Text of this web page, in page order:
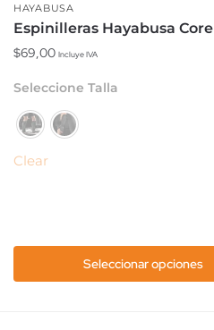
HAYABUSA
Espinilleras Hayabusa Core
$69,00 Incluye IVA
Seleccionar opciones
Este
tiene
variantes.
pueden
elegir
Seleccione Talla
Clear